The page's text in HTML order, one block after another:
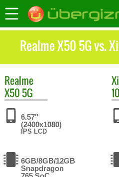
Realme X50 5G vs.
Realme
X50 5G
6.57"
(2400x1080)
IPS LCD
6GB/8GB/12GB
Snapdragon